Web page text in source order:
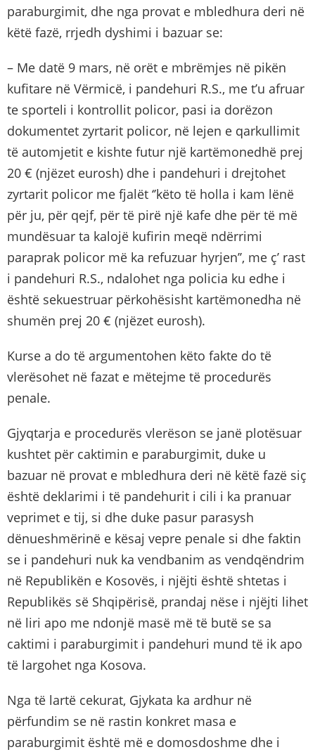
paraburgimit, dhe nga provat e mbledhura deri në
këtë fazë, rrjedh dyshimi i bazuar se:
– Me datë 9 mars, në orët e mbrëmjes në pikën
kufitare në Vërmicë, i pandehuri R.S., me t’u afruar
te sporteli i kontrollit policor, pasi ia dorëzon
dokumentet zyrtarit policor, në lejen e qarkullimit
të automjetit e kishte futur një kartëmonedhë prej
20 € (njëzet eurosh) dhe i pandehuri i drejtohet
zyrtarit policor me fjalët ‘’këto të holla i kam lënë
për ju, për qejf, për të pirë një kafe dhe për të më
mundësuar ta kalojë kufirin meqë ndërrimi
paraprak policor më ka refuzuar hyrjen’’, me ç’ rast
i pandehuri R.S., ndalohet nga policia ku edhe i
është sekuestruar përkohësisht kartëmonedha në
shumën prej 20 € (njëzet eurosh).
Kurse a do të argumentohen këto fakte do të
vlerësohet në fazat e mëtejme të procedurës
penale.
Gjyqtarja e procedurës vlerëson se janë plotësuar
kushtet për caktimin e paraburgimit, duke u
bazuar në provat e mbledhura deri në këtë fazë siç
është deklarimi i të pandehurit i cili i ka pranuar
veprimet e tij, si dhe duke pasur parasysh
dënueshmërinë e kësaj vepre penale si dhe faktin
se i pandehuri nuk ka vendbanim as vendqëndrim
në Republikën e Kosovës, i njëjti është shtetas i
Republikës së Shqipërisë, prandaj nëse i njëjti lihet
në liri apo me ndonjë masë më të butë se sa
caktimi i paraburgimit i pandehuri mund të ik apo
të largohet nga Kosova.
Nga të lartë cekurat, Gjykata ka ardhur në
përfundim se në rastin konkret masa e
paraburgimit është më e domosdoshme dhe i